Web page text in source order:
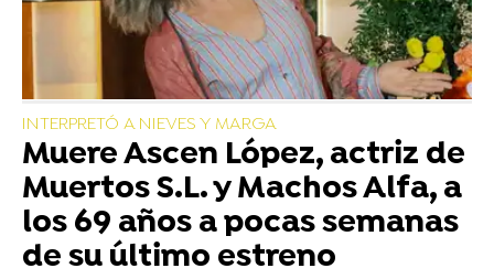
INTERPRETÓ A NIEVES Y MARGA
Muere Ascen López, actriz de
Muertos S.L. y Machos Alfa, a
los 69 años a pocas semanas
de su último estreno